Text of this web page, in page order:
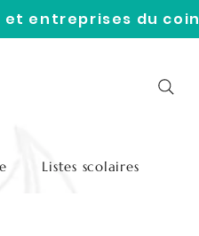
entreprises du coin
Listes scolaires